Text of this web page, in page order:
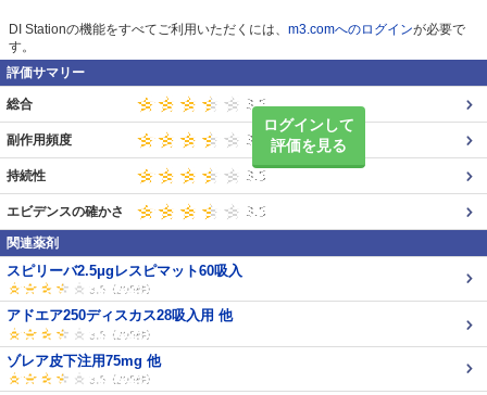
DI Stationの機能をすべてご利用いただくには、 m3.comへのログインが必要で
す。
評価サマリー
ログインして
評価を見る
総合
副作用頻度
持続性
エビデンスの確かさ
関連薬剤
スピリーバ2.5μgレスピマット60吸入
アドエア250ディスカス28吸入用 他
ゾレア皮下注用75mg 他